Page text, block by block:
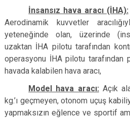
İnsansız hava aracı (İHA):
Aerodinamik kuvvetler
yeteneğinde olan, üzerinde
uzaktan İHA pilotu tarafından
operasyonu İHA pilotu tarafından
havada kalabilen hava aracı,
Model hava aracı: Açık
kg.’ı geçmeyen, otonom uçuş
yapmaksızın eğlence ve sportif